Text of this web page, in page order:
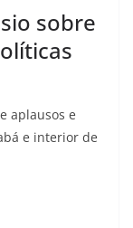
sobre
aplausos e
e interior de